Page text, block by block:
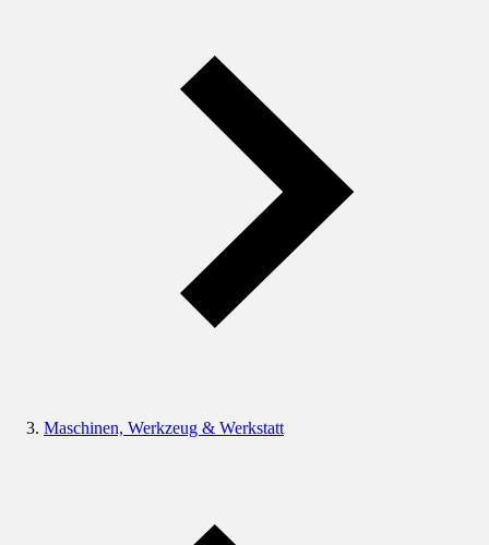
Maschinen, Werkzeug & Werkstatt